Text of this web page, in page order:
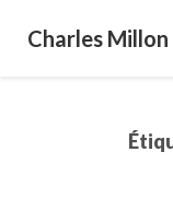
Charles Millon